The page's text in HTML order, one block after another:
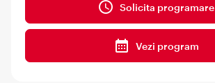
Solicita programare
Vezi program